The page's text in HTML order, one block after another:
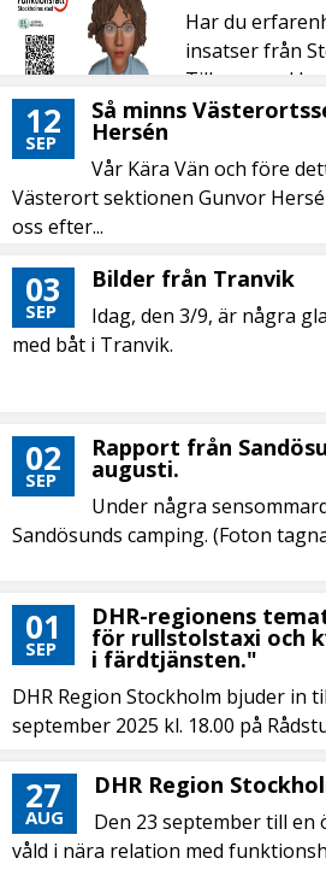
Har du
insatser från
Till exempel
assistans,...
12
SEP
Så minns
Hersén
Vår Kära Vän och före
Västerort sektionen Gunvor
oss efter...
03
SEP
Bilder från Tranvik
Idag, den 3/9, är några
med båt i Tranvik.
02
SEP
Rapport från
augusti.
Under några
Sandösunds camping. (Foton
01
SEP
DHR-regionens
för rullstolstaxi och
i färdtjänsten."
DHR Region Stockholm bjuder in
september 2025 kl. 18.00 på
27
AUG
DHR Region
Den 23 september till
våld i nära relation med